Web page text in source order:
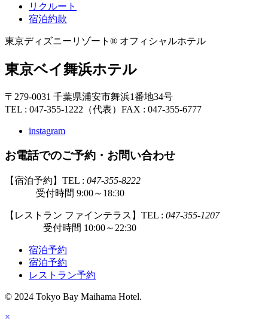
リクルート
宿泊約款
東京ディズニーリゾート® オフィシャルホテル
東京ベイ舞浜ホテル
〒279-0031 千葉県浦安市舞浜1番地34号
TEL : 047-355-1222（代表） FAX : 047-355-6777
instagram
お電話でのご予約・お問い合わせ
【宿泊予約】TEL : 047-355-8222
受付時間 9:00～18:30
【レストラン ファインテラス】TEL : 047-355-1207
受付時間 10:00～22:30
宿泊予約
宿泊予約
レストラン予約
© 2024 Tokyo Bay Maihama Hotel.
×